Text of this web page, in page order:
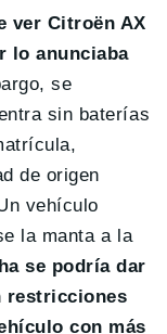
ver Citroën AX
lo anunciaba
se
sin baterías
de origen
vehículo
la manta a la
se podría dar
restricciones
con más